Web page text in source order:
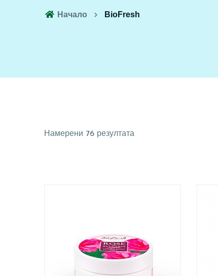
Начало BioFresh
Намерени 76 резултата